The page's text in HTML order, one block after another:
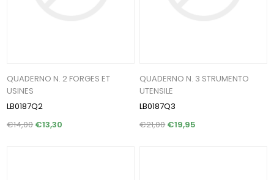
QUADERNO N. 2 FORGES ET
USINES
LB0187Q2
€14,00 €13,30
QUADERNO N. 3 STRUMENTO
UTENSILE
LB0187Q3
€21,00€19,95